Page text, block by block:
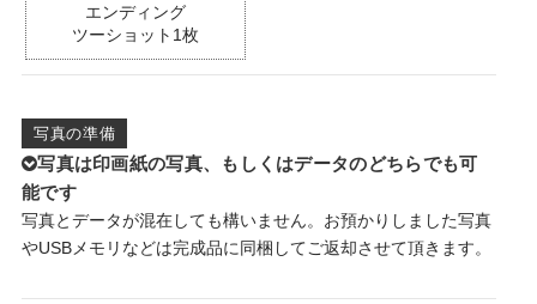
エンディング
ツーショット1枚
写真の準備
写真は印画紙の写真、もしくはデータのどちらでも可
能です
写真とデータが混在しても構いません。お預かりしました写真
やUSBメモリなどは完成品に同梱してご返却させて頂きます。